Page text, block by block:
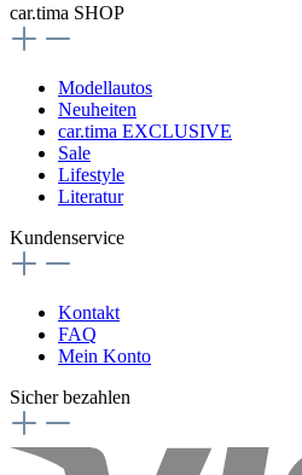
car.tima SHOP
Modellautos
Neuheiten
car.tima EXCLUSIVE
Sale
Lifestyle
Literatur
Kundenservice
Kontakt
FAQ
Mein Konto
Sicher bezahlen